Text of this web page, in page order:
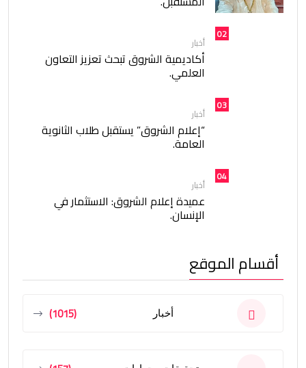
02
أخبار
أكاديمية الشروق تبحث تعزيز التعاون
العلمي.
03
أخبار
“إعلام الشروق” يستقبل طلاب الثانوية
العامة.
04
أخبار
عميدة إعلام الشروق: الاستثمار في
الإنسان.
أقسام الموقع
أخبار (1015)